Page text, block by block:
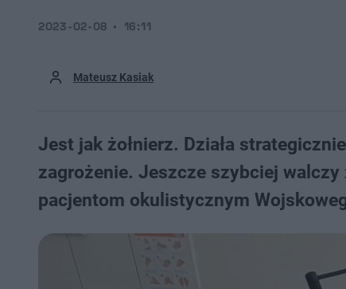
Mateusz Kasiak
2023-02-08 16:11
Jest jak żołnierz. Działa
zagrożenie. Jeszcze szybciej
pacjentom okulistycznym